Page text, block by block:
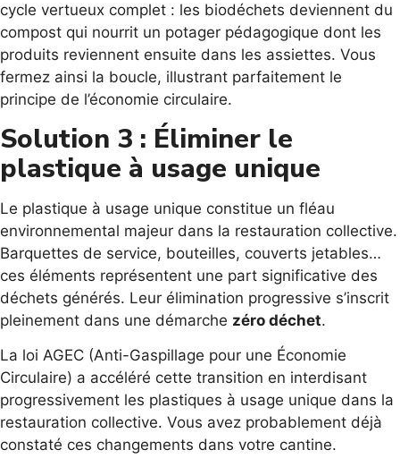
cycle vertueux complet : les biodéchets deviennent du
compost qui nourrit un potager pédagogique dont les
produits reviennent ensuite dans les assiettes. Vous
fermez ainsi la boucle, illustrant parfaitement le
principe de l’économie circulaire.
Solution 3 : Éliminer le
plastique à usage unique
Le plastique à usage unique constitue un fléau
environnemental majeur dans la restauration collective.
Barquettes de service, bouteilles, couverts jetables…
ces éléments représentent une part significative des
déchets générés. Leur élimination progressive s’inscrit
pleinement dans une démarche zéro déchet.
La loi AGEC (Anti-Gaspillage pour une Économie
Circulaire) a accéléré cette transition en interdisant
progressivement les plastiques à usage unique dans la
restauration collective. Vous avez probablement déjà
constaté ces changements dans votre cantine.